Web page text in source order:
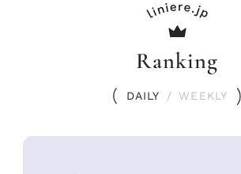
Ranking
DAILY / WEEKLY